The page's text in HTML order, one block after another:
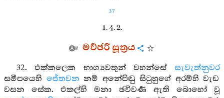
37
1. 4. 2.
මච්ඡරී සූත්‍රය
32. එක්කලෙක භාග්‍යවතුන් වහන්සේ සැවැත්නුවර
සමීපයෙහි ජේතවන නම් අනේපිඬු සිටුහුගේ අරම්හි වැඩ
වසන සේක. එකල්හි මනා ඡවිවර්‍ණ ඇති බොහෝ වූ